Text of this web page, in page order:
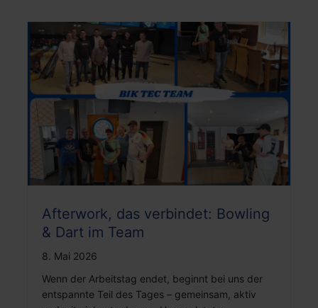
Afterwork, das verbindet: Bowling
& Dart im Team
8. Mai 2026
Wenn der Arbeitstag endet, beginnt bei uns der
entspannte Teil des Tages – gemeinsam, aktiv